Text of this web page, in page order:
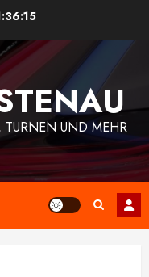
TURNEN UND MEHR